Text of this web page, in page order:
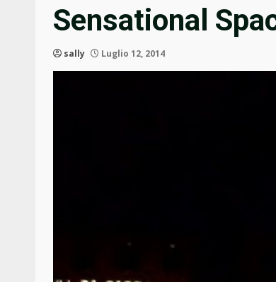
Sensational
sally Luglio 12, 2014